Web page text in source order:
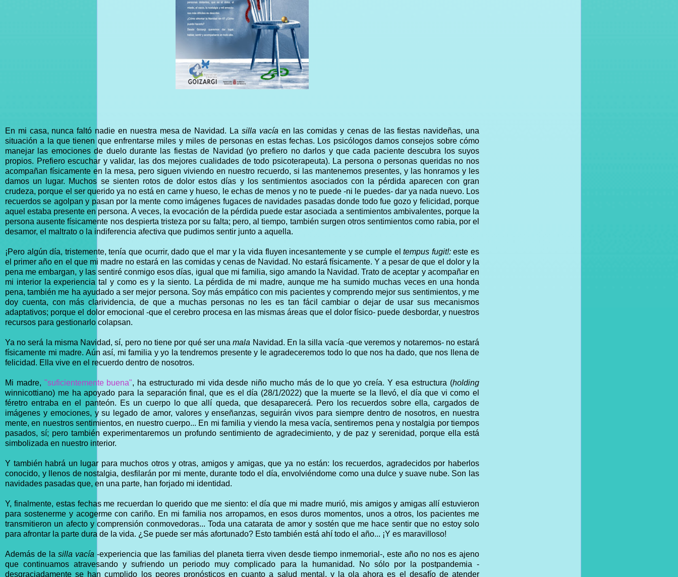
En mi casa, nunca faltó nadie en nuestra mesa de Navidad. La silla vacíaen las comidas y cenas de las fiestas navideñas, una
situación a la que tienen que enfrentarse miles y miles de personas en estas fechas. Los psicólogos damos consejos sobre cómo
manejar las emociones de duelo durante las fiestas de Navidad (yo prefiero no darlos y que cada paciente descubra los suyos
propios. Prefiero escuchar y validar, las dos mejores cualidades de todo psicoterapeuta). La persona o personas queridas no nos
acompañan físicamente en la mesa, pero siguen viviendo en nuestro recuerdo, si las mantenemos presentes, y las honramos y les
damos un lugar. Muchos se sienten rotos de dolor estos días y los sentimientos asociados con la pérdida aparecen con gran
crudeza, porque el ser querido ya no está en carne y hueso, le echas de menos y no te puede -ni le puedes- dar ya nada nuevo. Los
recuerdos se agolpan y pasan por la mente como imágenes fugaces de navidades pasadas donde todo fue gozo y felicidad, porque
aquel estaba presente en persona. A veces, la evocación de la pérdida puede estar asociada a sentimientos ambivalentes, porque la
persona ausente físicamente nos despierta tristeza por su falta; pero, al tiempo, también surgen otros sentimientos como rabia, por el
desamor, el maltrato o la indiferencia afectiva que pudimos sentir junto a aquella.
¡Pero algún día, tristemente, tenía que ocurrir, dado que el mar y la vida fluyen incesantemente y se cumple eltempus fugit!:este es
el primer año en el que mi madre no estará en las comidas y cenas de Navidad. No estará físicamente. Y a pesar de que el dolor y la
pena me embargan, y las sentiré conmigo esos días, igual que mi familia, sigo amando la Navidad. Trato de aceptar y acompañar en
mi interior la experiencia tal y como es y la siento. La pérdida de mi madre, aunque me ha sumido muchas veces en una honda
pena, también me ha ayudado a ser mejor persona. Soy más empático con mis pacientes y comprendo mejor sus sentimientos, y me
doy cuenta, con más clarividencia, de que a muchas personas no les es tan fácil cambiar o dejar de usar sus mecanismos
adaptativos; porque el dolor emocional -que el cerebro procesa en las mismas áreas que el dolor físico- puede desbordar, y nuestros
recursos para gestionarlo colapsan.
Ya no será la misma Navidad, sí, pero no tiene por qué ser unamala Navidad. En la silla vacía -que veremos y notaremos- no estará
físicamente mi madre. Aún así, mi familia y yo la tendremos presente y le agradeceremos todo lo que nos ha dado, que nos llena de
felicidad. Ella vive en el recuerdo dentro de nosotros.
Mi madre, "suficientemente buena", ha estructurado mi vida desde niño mucho más de lo que yo creía. Y esa estructura (holding
winnicottiano) me ha apoyado para la separación final, que es el día (28/1/2022) que la muerte se la llevó, el día que vi como el
féretro entraba en el panteón. Es un cuerpo lo que allí queda, que desaparecerá. Pero los recuerdos sobre ella, cargados de
imágenes y emociones, y su legado de amor, valores y enseñanzas, seguirán vivos para siempre dentro de nosotros, en nuestra
mente, en nuestros sentimientos, en nuestro cuerpo... En mi familia y viendo la mesa vacía, sentiremos pena y nostalgia por tiempos
pasados, sí; pero también experimentaremos un profundo sentimiento de agradecimiento, y de paz y serenidad, porque ella está
simbolizada en nuestro interior.
Y también habrá un lugar para muchos otros y otras, amigos y amigas, que ya no están: los recuerdos, agradecidos por haberlos
conocido, y llenos de nostalgia, desfilarán por mi mente, durante todo el día, envolviéndome como una dulce y suave nube. Son las
navidades pasadas que, en una parte, han forjado mi identidad.
Y, finalmente, estas fechas me recuerdan lo querido que me siento: el día que mi madre murió, mis amigos y amigas allí estuvieron
para sostenerme y acogerme con cariño. En mi familia nos arropamos, en esos duros momentos, unos a otros, los pacientes me
transmitieron un afecto y comprensión conmovedoras... Toda una catarata de amor y sostén que me hace sentir que no estoy solo
para afrontar la parte dura de la vida. ¿Se puede ser más afortunado? Esto también está ahí todo el año... ¡Y es maravilloso!
Además de la silla vacía -experiencia que las familias del planeta tierra viven desde tiempo inmemorial-, este año no nos es ajeno
que continuamos atravesando y sufriendo un periodo muy complicado para la humanidad. No sólo por la postpandemia -
desgraciadamente se han cumplido los peores pronósticos en cuanto a salud mental, y la ola ahora es el desafío de atender